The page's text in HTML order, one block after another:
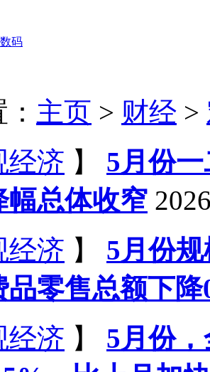
数码
主页 > 财经 >
经济 】 5月份
幅总体收窄
经济 】 5月份
品零售总额下降
经济 】 5月份